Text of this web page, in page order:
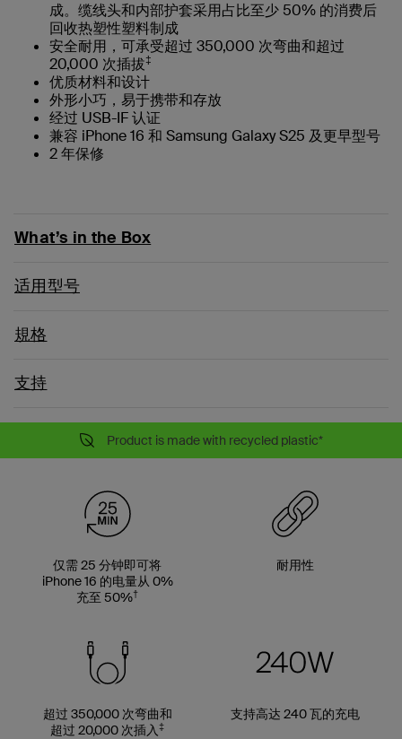
成。缆线头和内部护套采用占比至少 50% 的消费后
回收热塑性塑料制成
安全耐用，可承受超过 350,000 次弯曲和超过
20,000 次插拔‡
优质材料和设计
外形小巧，易于携带和存放
经过 USB-IF 认证
兼容 iPhone 16 和 Samsung Galaxy S25 及更早型号
2 年保修
What’s in the Box
适用型号
規格
支持
Product is made with recycled plastic*
仅需 25 分钟即可将
iPhone 16 的电量从 0%
充至 50%†
耐用性
超过 350,000 次弯曲和
超过 20,000 次插入‡
支持高达 240 瓦的充电